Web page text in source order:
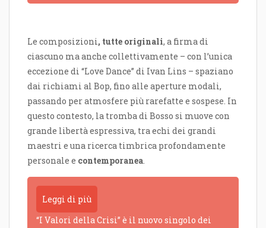
Le composizioni, tutte originali, a firma di
ciascuno ma anche collettivamente – con l’unica
eccezione di “Love Dance” di Ivan Lins – spaziano
dai richiami al Bop, fino alle aperture modali,
passando per atmosfere più rarefatte e sospese. In
questo contesto, la tromba di Bosso si muove con
grande libertà espressiva, tra echi dei grandi
maestri e una ricerca timbrica profondamente
personale e contemporanea.
Leggi di più
“I Valori della Crisi” è il nuovo singolo dei